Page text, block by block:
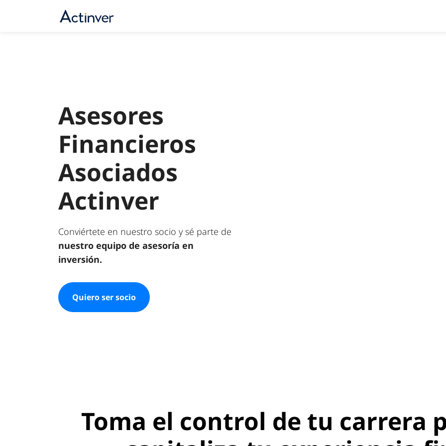
Asesores
Financieros
Asociados
Actinver
Conviértete en nuestro socio y sé parte de
nuestro equipo de asesoría en
inversión.
Quiero ser socio
Toma el control de tu carrera